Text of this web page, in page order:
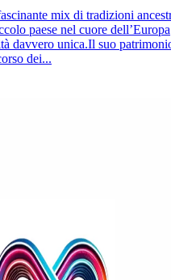
mix di tradizioni
paese nel cuore dell’Europa
davvero unica.Il suo
dei...